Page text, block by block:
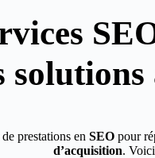
solutions
prestations en SEO pour
d’acquisition.